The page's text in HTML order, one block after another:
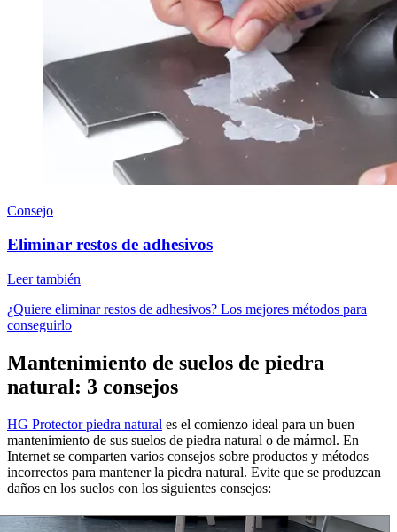
Consejo
Eliminar restos de adhesivos
Leer también
¿Quiere eliminar restos de adhesivos? Los mejores métodos para
conseguirlo
Mantenimiento de suelos de piedra
natural: 3 consejos
HG Protector piedra natural es el comienzo ideal para un buen
mantenimiento de sus suelos de piedra natural o de mármol. En
Internet se comparten varios consejos sobre productos y métodos
incorrectos para mantener la piedra natural. Evite que se produzcan
daños en los suelos con los siguientes consejos: